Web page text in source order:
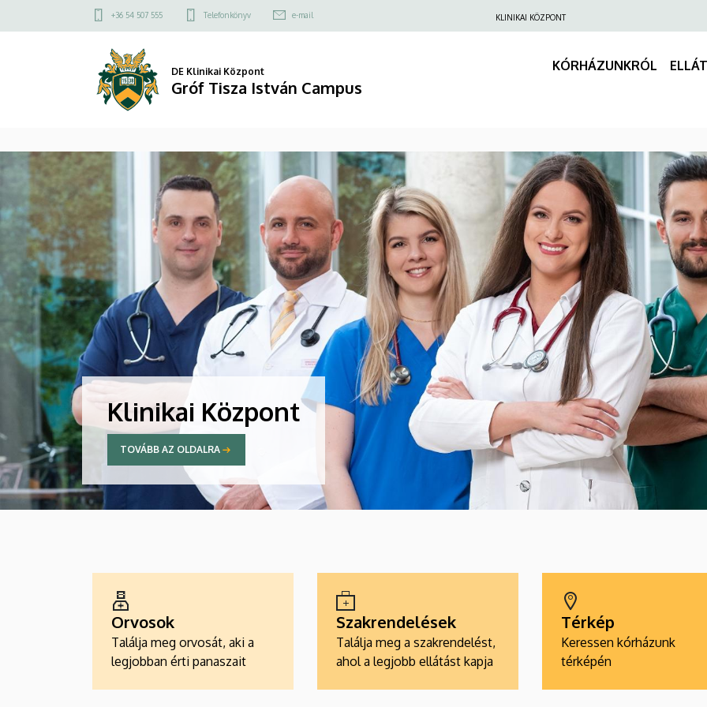
Felső
menü
+36 54 507 555 Telefonkönyv e-mail KLINIKAI KÖZPONT
DE Klinikai Központ
Gróf Tisza István Campus
KÓRHÁZUNKRÓL
Klinikai Központ
TOVÁBB AZ OLDALRA
Orvosok
Találja meg orvosát, aki a
legjobban érti panaszait
Szakrendelések
Találja meg a szakrendelést,
ahol a legjobb ellátást kapja
Térkép
Keressen kórházunk
térképén